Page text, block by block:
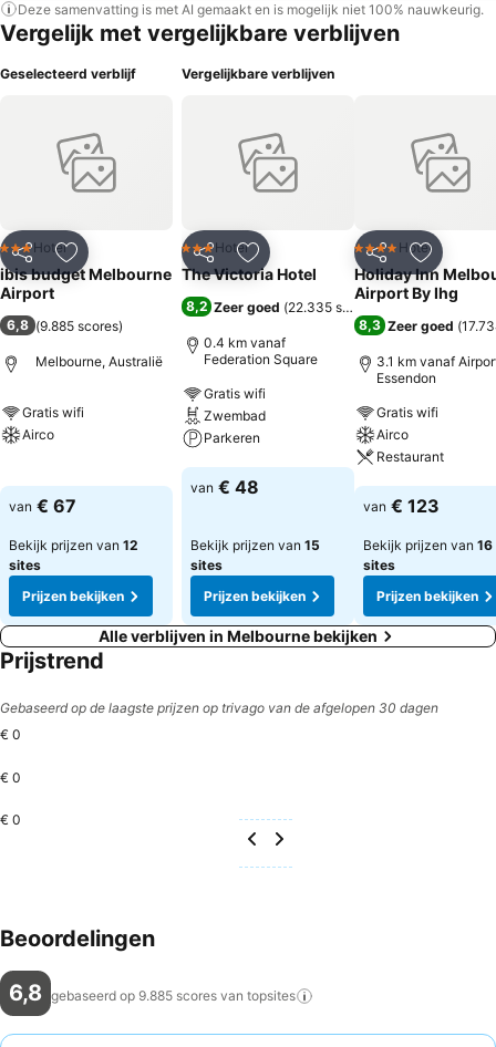
Deze samenvatting is met AI gemaakt en is mogelijk niet 100% nauwkeurig.
Vergelijk met vergelijkbare verblijven
Geselecteerd verblijf
Delen Toevoegen aan favorieten
3 Sterren
Hotel
ibis budget Melbourne
Airport
6,8 (9.885 scores)
Melbourne, Australië
Gratis wifi
Airco
van € 67
Bekijk prijzen van 12
sites
Prijzen bekijken
Vergelijkbare verblijven
Delen Toevoegen aan favorieten
3 Sterren
Hotel
The Victoria Hotel
8,2 Zeer goed (22.335 scores )
0.4 km vanaf
Federation Square
Gratis wifi
Zwembad
Parkeren
Prijzen bekijken
van € 48
Bekijk prijzen van 15
sites
Prijzen bekijken
Delen
4 SterrenHotel
Holiday Inn
Airport By Ihg
8,3 Zeer goed (
3.1 km vanaf
Essendon
Gratis wifi
Airco
Restaurant
Prijzen bekijken
van € 123
Bekijk prijzen van 16
sites
Prijzen bekijken
Alle verblijven in Melbourne bekijken
Prijstrend
Gebaseerd op de laagste prijzen op trivago van de afgelopen 30 dagen
€ 0
€ 0
€ 0
Beoordelingen
6,8 gebaseerd op 9.885 scores van topsites